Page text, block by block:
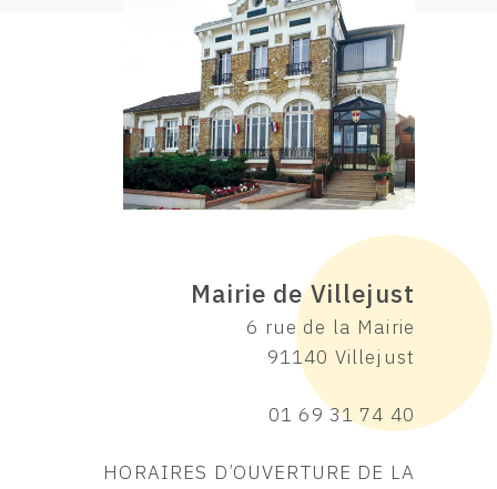
Mairie de Villejust
6 rue de la Mairie
91140 Villejust
01 69 31 74 40
HORAIRES D’OUVERTURE DE LA